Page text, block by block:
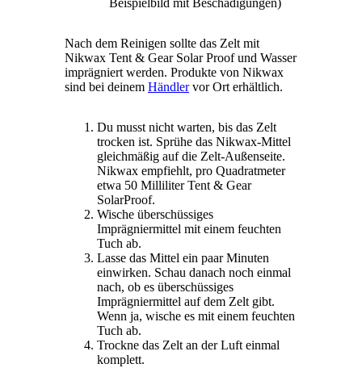
Beispielbild mit Beschädigungen)
Nach dem Reinigen sollte das Zelt mit
Nikwax Tent & Gear Solar Proof und Wasser
imprägniert werden. Produkte von Nikwax
sind bei deinem Händler vor Ort erhältlich.
Du musst nicht warten, bis das Zelt
trocken ist. Sprühe das Nikwax-Mittel
gleichmäßig auf die Zelt-Außenseite.
Nikwax empfiehlt, pro Quadratmeter
etwa 50 Milliliter Tent & Gear
SolarProof.
Wische überschüssiges
Imprägniermittel mit einem feuchten
Tuch ab.
Lasse das Mittel ein paar Minuten
einwirken. Schau danach noch einmal
nach, ob es überschüssiges
Imprägniermittel auf dem Zelt gibt.
Wenn ja, wische es mit einem feuchten
Tuch ab.
Trockne das Zelt an der Luft einmal
komplett.